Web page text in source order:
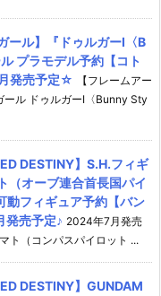
ール】『ドゥルガーI〈B
プラモデル予約【コト
発売予定☆
【フレームアー
ール ドゥルガーI〈Bunny Sty
DESTINY】S.H.フィギ
（オーブ連合首長国パイ
動フィギュア予約【バン
発売予定♪ 2024年7月発売
ト（コンパスパイロット ...
DESTINY】GUNDAM